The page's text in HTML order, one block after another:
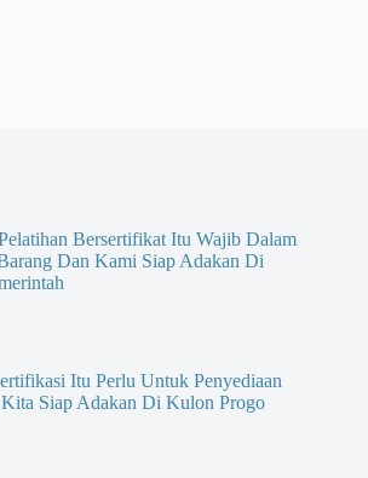
Bersertifikat Itu Wajib Dalam
Dan Kami Siap Adakan Di
Itu Perlu Untuk Penyediaan
Siap Adakan Di Kulon Progo